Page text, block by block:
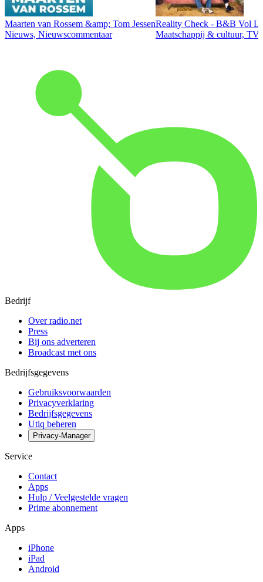
Maarten van Rossem &amp; Tom Jessen
Nieuws, Nieuwscommentaar
Reality Check - B&B Vol
Maatschappij & cultuur,
Bedrijf
Over radio.net
Press
Bij ons adverteren
Broadcast met ons
Bedrijfsgegevens
Gebruiksvoorwaarden
Privacyverklaring
Bedrijfsgegevens
Utiq beheren
Privacy-Manager
Service
Contact
Apps
Hulp / Veelgestelde vragen
Prime abonnement
Apps
iPhone
iPad
Android